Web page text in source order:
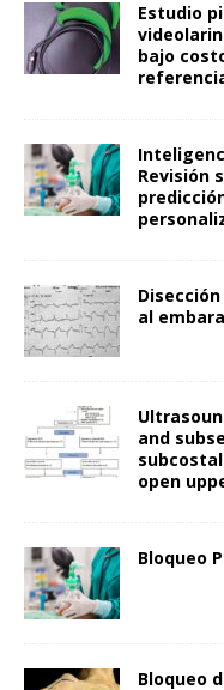
Estudio
bajo
Revisión
al
and
open
Bloqueo
Bloqueo